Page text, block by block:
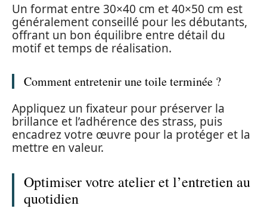
Un format entre 30×40 cm et 40×50 cm est
généralement conseillé pour les débutants,
offrant un bon équilibre entre détail du
motif et temps de réalisation.
Comment entretenir une toile terminée ?
Appliquez un fixateur pour préserver la
brillance et l’adhérence des strass, puis
encadrez votre œuvre pour la protéger et la
mettre en valeur.
Optimiser votre atelier et l’entretien au
quotidien